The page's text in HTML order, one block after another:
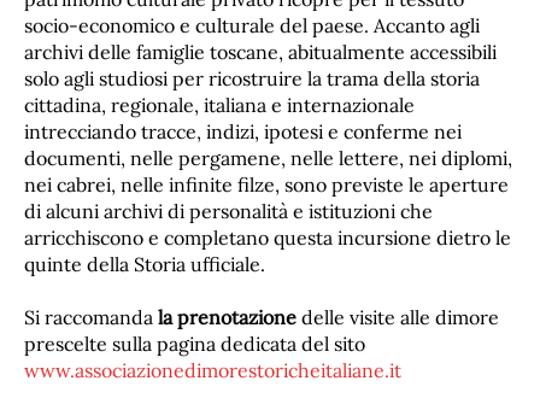
socio-economico e culturale del paese. Accanto agli
archivi delle famiglie toscane, abitualmente accessibili
solo agli studiosi per ricostruire la trama della storia
cittadina, regionale, italiana e internazionale
intrecciando tracce, indizi, ipotesi e conferme nei
documenti, nelle pergamene, nelle lettere, nei diplomi,
nei cabrei, nelle infinite filze, sono previste le aperture
di alcuni archivi di personalità e istituzioni che
arricchiscono e completano questa incursione dietro le
quinte della Storia ufficiale.
Si raccomanda la prenotazione delle visite alle dimore
prescelte sulla pagina dedicata del sito
www.associazionedimorestoricheitaliane.it